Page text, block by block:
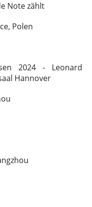
Note zählt
Polen
2024 - Leonard
Hannover